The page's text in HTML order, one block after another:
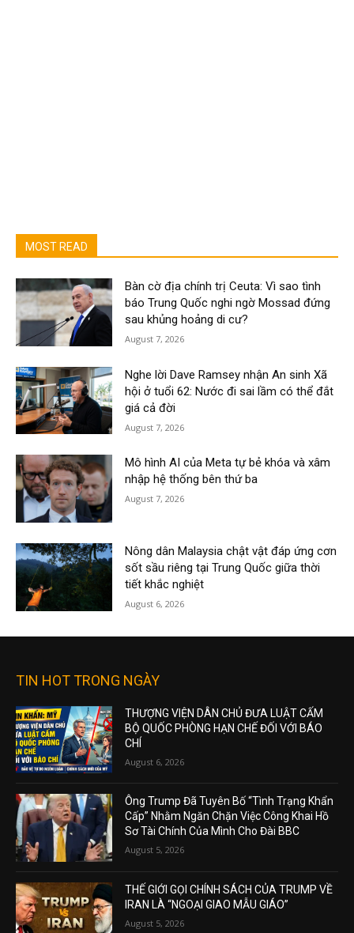
MOST READ
Bàn cờ địa chính trị Ceuta: Vì sao tình
báo Trung Quốc nghi ngờ Mossad đứng
sau khủng hoảng di cư?
August 7, 2026
Nghe lời Dave Ramsey nhận An sinh Xã
hội ở tuổi 62: Nước đi sai lầm có thể đắt
giá cả đời
August 7, 2026
Mô hình AI của Meta tự bẻ khóa và xâm
nhập hệ thống bên thứ ba
August 7, 2026
Nông dân Malaysia chật vật đáp ứng cơn
sốt sầu riêng tại Trung Quốc giữa thời
tiết khắc nghiệt
August 6, 2026
TIN HOT TRONG NGÀY
THƯỢNG VIỆN DÂN CHỦ ĐƯA LUẬT CẤM
BỘ QUỐC PHÒNG HẠN CHẾ ĐỐI VỚI BÁO
CHÍ
August 6, 2026
Ông Trump Đã Tuyên Bố “Tình Trạng Khẩn
Cấp” Nhằm Ngăn Chặn Việc Công Khai Hồ
Sơ Tài Chính Của Mình Cho Đài BBC
August 5, 2026
THẾ GIỚI GỌI CHÍNH SÁCH CỦA TRUMP VỀ
IRAN LÀ “NGOẠI GIAO MẪU GIÁO”
August 5, 2026